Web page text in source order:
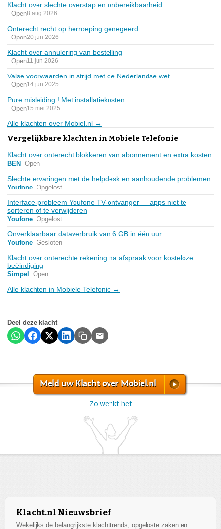
Klacht over slechte overstap en onbereikbaarheid
Open8 aug 2026
Onterecht recht op herroeping genegeerd
Open20 jun 2026
Klacht over annulering van bestelling
Open11 jun 2026
Valse voorwaarden in strijd met de Nederlandse wet
Open14 jun 2025
Pure misleiding ! Met installatiekosten
Open15 mei 2025
Alle klachten over Mobiel.nl →
Vergelijkbare klachten in Mobiele Telefonie
Klacht over onterecht blokkeren van abonnement en extra kosten
BEN Open
Slechte ervaringen met de helpdesk en aanhoudende problemen
Youfone Opgelost
Interface-probleem Youfone TV-ontvanger — apps niet te
sorteren of te verwijderen
Youfone Opgelost
Onverklaarbaar dataverbruik van 6 GB in één uur
Youfone Gesloten
Klacht over onterechte rekening na afspraak voor kosteloze
beëindiging
Simpel Open
Alle klachten in Mobiele Telefonie →
Deel deze klacht
Meld uw Klacht over Mobiel.nl
Zo werkt het
Klacht.nl Nieuwsbrief
Wekelijks de belangrijkste klachttrends, opgeloste zaken en